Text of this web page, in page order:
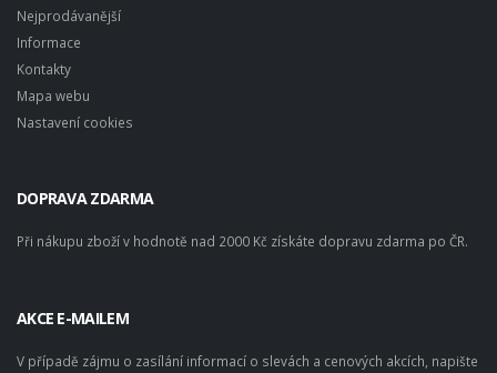
Nejprodávanější
Informace
Kontakty
Mapa webu
Nastavení cookies
DOPRAVA ZDARMA
Při nákupu zboží v hodnotě nad 2000 Kč získáte dopravu zdarma po ČR.
AKCE E-MAILEM
V případě zájmu o zasílání informací o slevách a cenových akcích, napište